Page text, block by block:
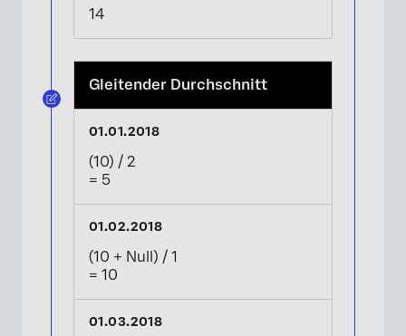
14
Gleitender Durchschnitt
(10) / 2
= 5
(10 + Null) / 1
= 10